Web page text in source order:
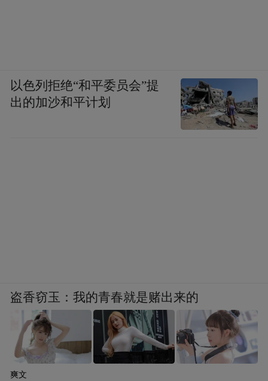
以色列拒绝“和平委员会”提
出的加沙和平计划
盗香窃玉：我的青春就是赌出来的
爽文